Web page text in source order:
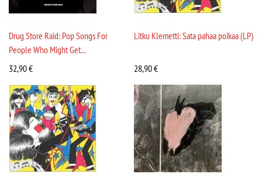
Drug Store Raid: Pop Songs For
People Who Might Get...
32,90€
Litku Klemetti: Sata pahaa poikaa (LP)
28,90€